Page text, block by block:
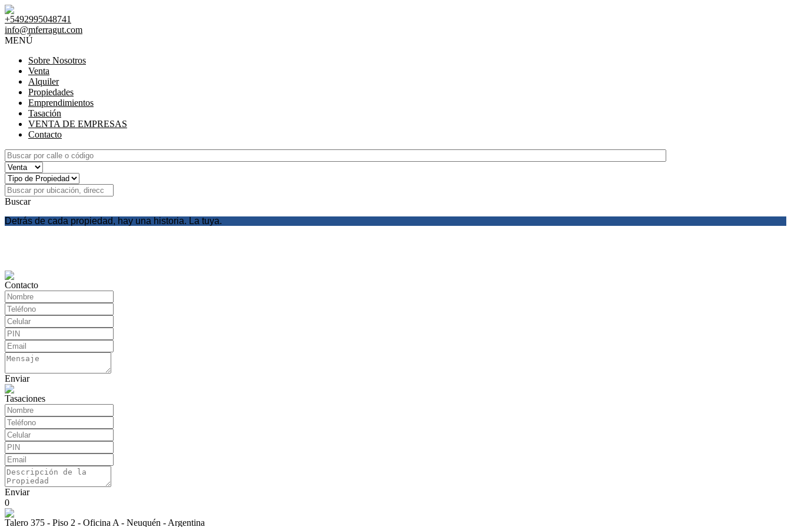
+5492995048741
info@mferragut.com
MENÚ
Sobre Nosotros
Venta
Alquiler
Propiedades
Emprendimientos
Tasación
VENTA DE EMPRESAS
Contacto
Buscar
Detrás de cada propiedad, hay una historia. La tuya.
Contacto
Enviar
Tasaciones
Enviar
0
Talero 375 - Piso 2 - Oficina A - Neuquén - Argentina